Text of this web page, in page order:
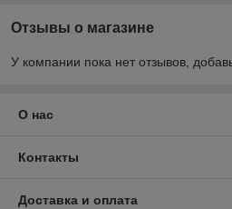
Отзывы о магазине
У компании пока нет отзывов,
О нас
Контакты
Доставка и оплата